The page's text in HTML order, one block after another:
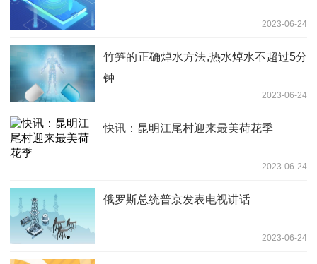
2023-06-24
竹笋的正确焯水方法,热水焯水不超过5分
钟
2023-06-24
快讯：昆明江尾村迎来最美荷花季
2023-06-24
俄罗斯总统普京发表电视讲话
2023-06-24